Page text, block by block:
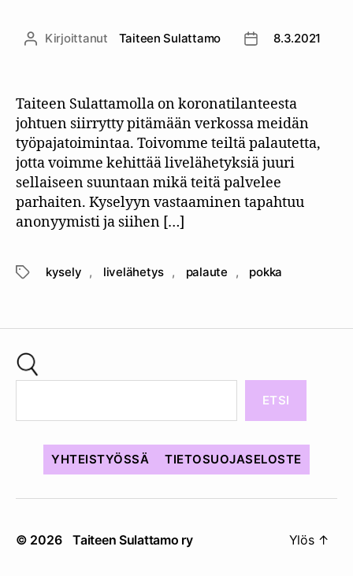
Kirjoittaja
Kirjoittanut Taiteen Sulattamo 8.3.2021
Taiteen Sulattamolla on koronatilanteesta
johtuen siirrytty pitämään verkossa meidän
työpajatoimintaa. Toivomme teiltä palautetta,
jotta voimme kehittää livelähetyksiä juuri
sellaiseen suuntaan mikä teitä palvelee
parhaiten. Kyselyyn vastaaminen tapahtuu
anonyymisti ja siihen […]
Avainsanat
kysely , livelähetys , palaute , pokka
ETSI
YHTEISTYÖSSÄ TIETOSUOJASELOSTE
© 2026 Taiteen Sulattamo ry Ylös ↑